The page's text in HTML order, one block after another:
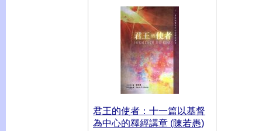
君王的使者：十一篇以基督
為中心的釋經講章 (陳若愚)